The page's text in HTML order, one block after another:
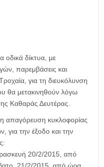
οδικά δίκτυα, με
παρεμβάσεις και
για τη διευκόλυνση
θα μετακινηθούν λόγω
Καθαράς Δευτέρας.
απαγόρευση κυκλοφορίας
την έξοδο και την
20/2/2015, από